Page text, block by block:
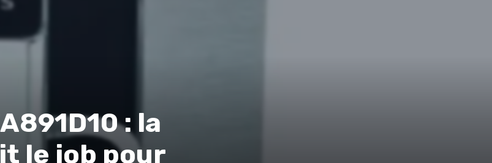
: la
le job pour